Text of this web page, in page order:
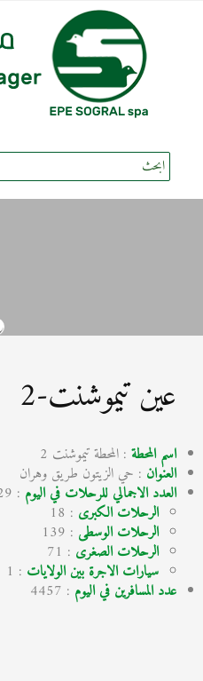
عين تيموشنت-2
اسم المحطة : المحطة تيموشنت 2
العنوان : حي الزيتون طريق وهران
العدد الاجمالي للرحلات في اليوم : 229
الرحلات الكبرى : 18
الرحلات الوسطى : 139
الرحلات الصغرى : 71
سيارات الاجرة بين الولايات : 1
عدد المسافرين في اليوم : 4457